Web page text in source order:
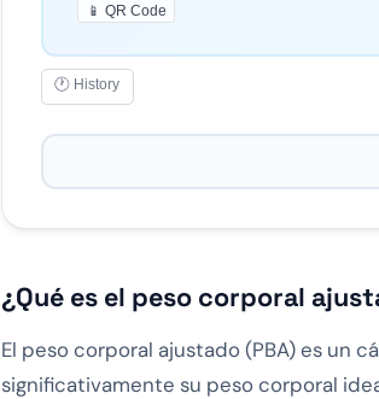
📱 QR Code
🕐 History
¿Qué es el peso corporal
El peso corporal ajustado (PBA) es un
significativamente su peso corporal